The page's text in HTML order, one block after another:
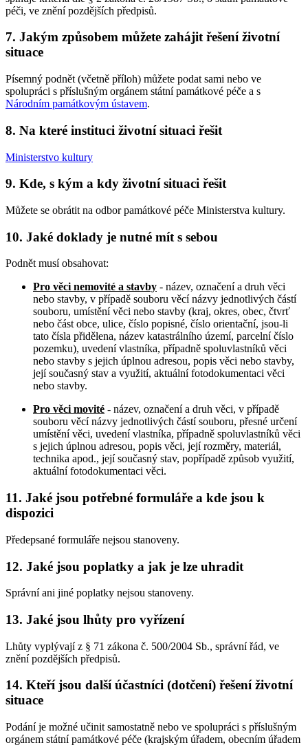
péči, ve znění pozdějších předpisů.
7. Jakým způsobem můžete zahájit řešení životní
situace
Písemný podnět (včetně příloh) můžete podat sami nebo ve
spolupráci s příslušným orgánem státní památkové péče a s
Národním památkovým ústavem.
8. Na které instituci životní situaci řešit
Ministerstvo kultury
9. Kde, s kým a kdy životní situaci řešit
Můžete se obrátit na odbor památkové péče Ministerstva kultury.
10. Jaké doklady je nutné mít s sebou
Podnět musí obsahovat:
Pro věci nemovité a stavby - název, označení a druh věci
nebo stavby, v případě souboru věcí názvy jednotlivých částí
souboru, umístění věci nebo stavby (kraj, okres, obec, čtvrť
nebo část obce, ulice, číslo popisné, číslo orientační, jsou-li
tato čísla přidělena, název katastrálního území, parcelní číslo
pozemku), uvedení vlastníka, případně spoluvlastníků věci
nebo stavby s jejich úplnou adresou, popis věci nebo stavby,
její současný stav a využití, aktuální fotodokumentaci věci
nebo stavby.
Pro věci movité - název, označení a druh věci, v případě
souboru věcí názvy jednotlivých částí souboru, přesné určení
umístění věci, uvedení vlastníka, případně spoluvlastníků věci
s jejich úplnou adresou, popis věci, její rozměry, materiál,
technika apod., její současný stav, popřípadě způsob využití,
aktuální fotodokumentaci věci.
11. Jaké jsou potřebné formuláře a kde jsou k
dispozici
Předepsané formuláře nejsou stanoveny.
12. Jaké jsou poplatky a jak je lze uhradit
Správní ani jiné poplatky nejsou stanoveny.
13. Jaké jsou lhůty pro vyřízení
Lhůty vyplývají z § 71 zákona č. 500/2004 Sb., správní řád, ve
znění pozdějších předpisů.
14. Kteří jsou další účastníci (dotčení) řešení životní
situace
Podání je možné učinit samostatně nebo ve spolupráci s příslušným
orgánem státní památkové péče (krajským úřadem, obecním úřadem